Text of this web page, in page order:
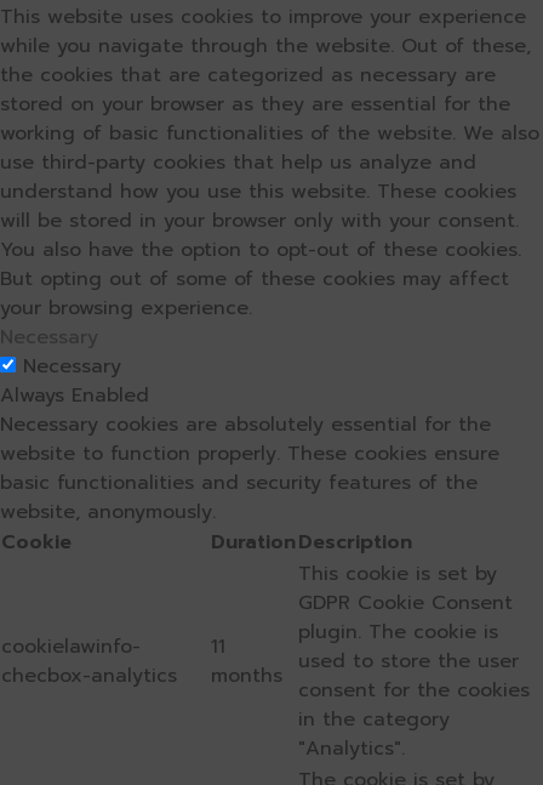
This website uses cookies to improve your experience
while you navigate through the website. Out of these,
the cookies that are categorized as necessary are
stored on your browser as they are essential for the
working of basic functionalities of the website. We also
use third-party cookies that help us analyze and
understand how you use this website. These cookies
will be stored in your browser only with your consent.
You also have the option to opt-out of these cookies.
But opting out of some of these cookies may affect
your browsing experience.
Necessary
Necessary
Always Enabled
Necessary cookies are absolutely essential for the
website to function properly. These cookies ensure
basic functionalities and security features of the
website, anonymously.
Cookie
DurationDescription
cookielawinfo-
checbox-analytics
11
months
This cookie is set by
GDPR Cookie Consent
plugin. The cookie is
used to store the user
consent for the cookies
in the category
"Analytics".